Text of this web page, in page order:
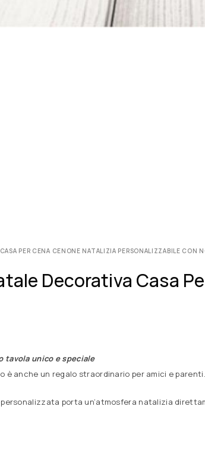
PER CENA CENONE NATALIZIA PERSONALIZZABILE CON
Decorativa Casa
tavola unico e speciale
è anche un regalo straordinario per amici e
porta un’atmosfera natalizia